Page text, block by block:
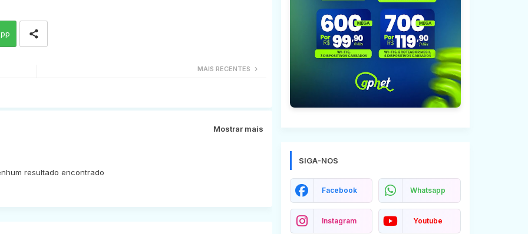
MAIS RECENTES
Mostrar mais
resultado encontrado
SIGA-NOS
Facebook Whatsapp
Instagram Youtube